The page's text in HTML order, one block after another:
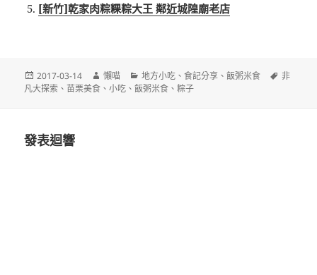
[新竹]乾家肉粽粿粽大王 鄰近城隍廟老店
發
佈
2017-03-14
作
者
懶喵
分
類
地方小吃 、食記分享 、飯粥米食
標
非
凡大探索 、苗栗美食 、小吃 、飯粥米食 、粽子
發表迴響